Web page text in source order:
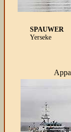
SPAUWER
Yerseke